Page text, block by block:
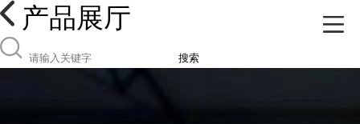
产品展厅
搜索